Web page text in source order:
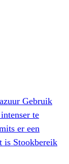
Gebruik
te
er een
is Stookbereik